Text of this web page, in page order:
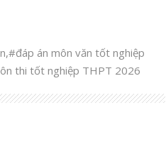
,#đáp án môn văn tốt nghiệp
thi tốt nghiệp THPT 2026